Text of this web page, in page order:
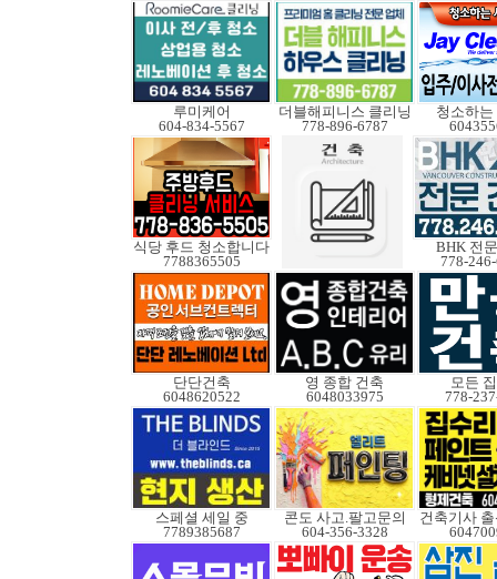
루미케어
604-834-5567
더블해피니스 클리닝
778-896-6787
청소하는
식당 후드 청소합니다
7788365505
BHK 전
778-
단단건축
6048620522
영 종합 건축
6048033975
모든
778-
스페셜 세일 중
7789385687
콘도 사고.팔고문의
604-356-3328
건축기사